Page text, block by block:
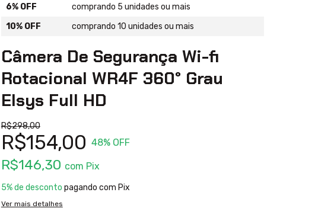
6% OFF
comprando 5 unidades ou mais
10% OFF
comprando 10 unidades ou mais
Câmera De Segurança Wi-fi
Rotacional WR4F 360° Grau
Elsys Full HD
R$298,00
R$154,00 48% OFF
R$146,30 com Pix
5% de desconto pagando com Pix
Ver mais detalhes